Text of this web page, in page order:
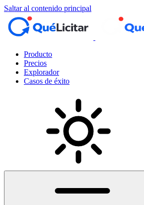
Saltar al contenido principal
Producto
Precios
Explorador
Casos de éxito